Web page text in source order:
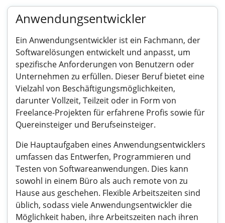
Anwendungsentwickler
Ein Anwendungsentwickler ist ein Fachmann, der
Softwarelösungen entwickelt und anpasst, um
spezifische Anforderungen von Benutzern oder
Unternehmen zu erfüllen. Dieser Beruf bietet eine
Vielzahl von Beschäftigungsmöglichkeiten,
darunter Vollzeit, Teilzeit oder in Form von
Freelance-Projekten für erfahrene Profis sowie für
Quereinsteiger und Berufseinsteiger.
Die Hauptaufgaben eines Anwendungsentwicklers
umfassen das Entwerfen, Programmieren und
Testen von Softwareanwendungen. Dies kann
sowohl in einem Büro als auch remote von zu
Hause aus geschehen. Flexible Arbeitszeiten sind
üblich, sodass viele Anwendungsentwickler die
Möglichkeit haben, ihre Arbeitszeiten nach ihren